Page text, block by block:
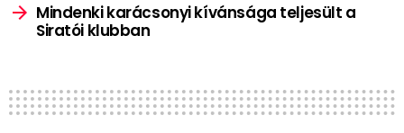
Mindenki karácsonyi kívánsága teljesült a
Siratói klubban